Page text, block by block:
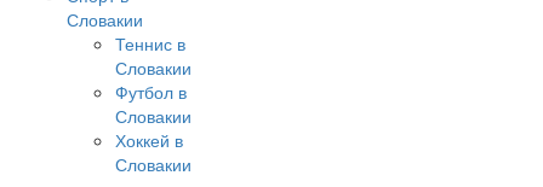
Словакии
Теннис в
Словакии
Футбол в
Словакии
Хоккей в
Словакии